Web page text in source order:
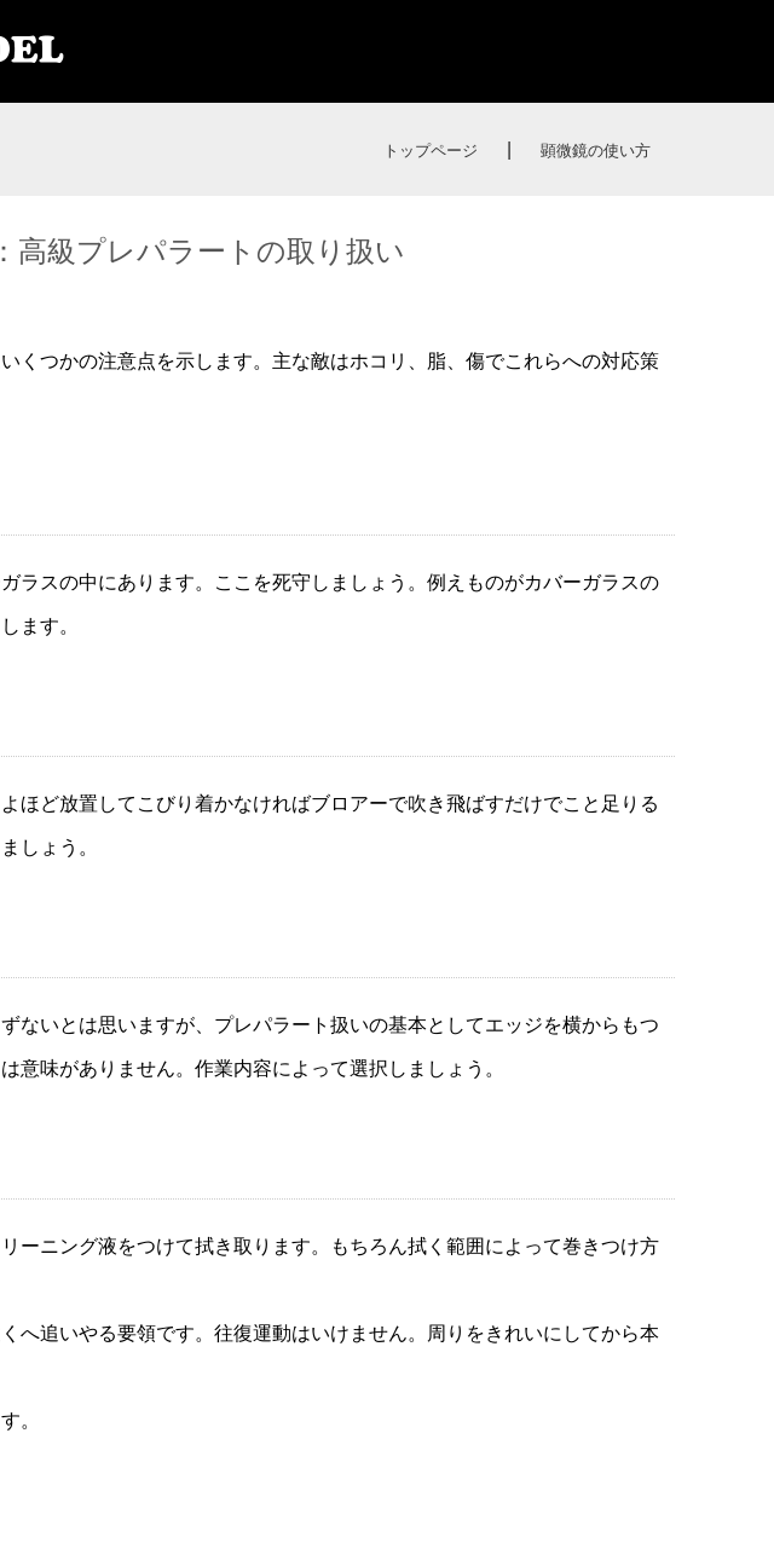
トップページ | 顕微鏡の使い方
高級プレパラートの取り扱い
くつかの注意点を示します。主な敵はホコリ、脂、傷でこれらへの対応策
ラスの中にあります。ここを死守しましょう。例えものがカバーガラスの
ます。
ほど放置してこびり着かなければブロアーで吹き飛ばすだけでこと足りる
しょう。
ないとは思いますが、プレパラート扱いの基本としてエッジを横からもつ
味がありません。作業内容によって選択しましょう。
ーニング液をつけて拭き取ります。もちろん拭く範囲によって巻きつけ方
へ追いやる要領です。往復運動はいけません。周りをきれいにしてから本
。